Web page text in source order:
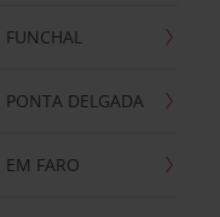
FUNCHAL
PONTA DELGADA
EM FARO